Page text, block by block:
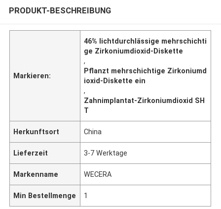
PRODUKT-BESCHREIBUNG
Markieren:
46% lichtdurchlässige mehrschichti
ge Zirkoniumdioxid-Diskette
,
Pflanzt mehrschichtige Zirkoniumd
ioxid-Diskette ein
,
Zahnimplantat-Zirkoniumdioxid SH
T
Herkunftsort China
Lieferzeit 3-7 Werktage
Markenname WECERA
Min Bestellmenge 1